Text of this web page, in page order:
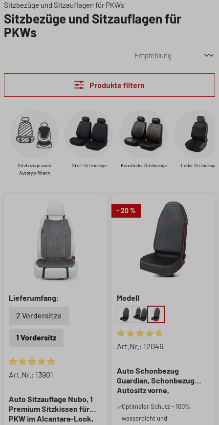
Sitzbezüge und Sitzauflagen für PKWs
Sitzbezüge und Sitzauflagen für
PKWs
Produkte filtern
Sitzbezüge nach
Autotyp filtern
Stoff Sitzbezüge Kunstleder Sitzbezüge Leder Sitzbezüge
Lieferumfang:
2 Vordersitze
1 Vordersitz
Durchschnittliche Bewertung von 4.88 von 5 Sternen
Art.Nr.: 13901
Auto Sitzauflage Nubo, 1
Premium Sitzkissen für
PKW im Alcantara-Look,
- 20 %
Modell
Durchschnittliche Bewertung
Art.Nr.: 12046
Auto Schonbezug
Guardian, Schonbezug
Autositz vorne,
schwarz/rot, 1 Stück
Optimaler Schutz - 100%
wasserdicht und